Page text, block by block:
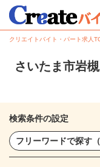
クリエイトバイト・パート求人
さいたま市岩
検索条件の設定